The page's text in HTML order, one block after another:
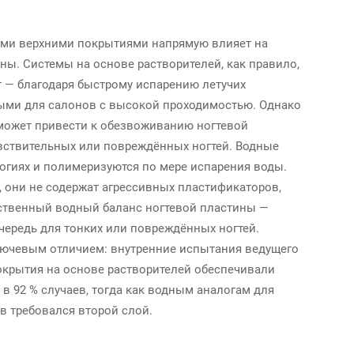
верхними покрытиями напрямую влияет на
Системы на основе растворителей, как правило,
благодаря быстрому испарению летучих
для салонов с высокой проходимостью. Однако
привести к обезвоживанию ногтевой
или повреждённых ногтей. Водные
и полимеризуются по мере испарения воды.
не содержат агрессивных пластификаторов,
водный баланс ногтевой пластины —
для тонких или повреждённых ногтей.
отличием: внутренние испытания ведущего
на основе растворителей обеспечивали
92 % случаев, тогда как водным аналогам для
требовался второй слой.